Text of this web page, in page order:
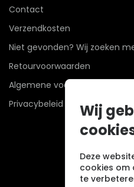
Contact
Verzendkosten
Niet gevonden? Wij zoeken
Retourvoorwaarden
Algemene voorwaarden
Privacybeleid
Wij
Deze
cookies om
te